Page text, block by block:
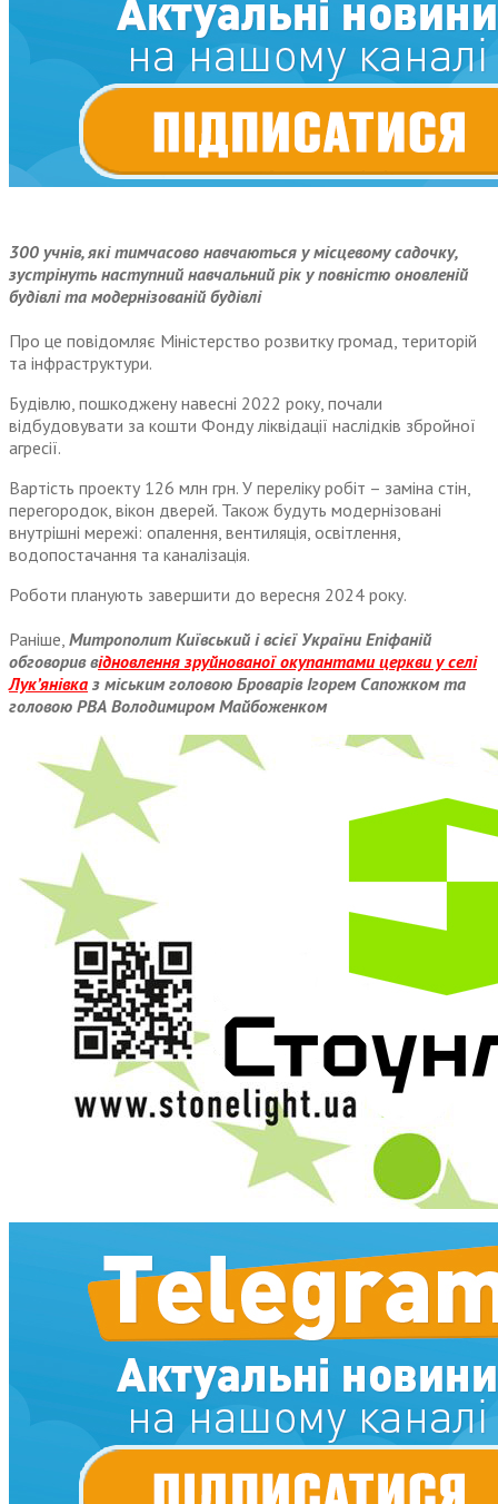
300 учнів, які тимчасово навчаються у місцевому садочку,
зустрінуть наступний навчальний рік у повністю оновленій
будівлі та модернізованій будівлі
Про це повідомляє Міністерство розвитку громад, територій
та інфраструктури.
Будівлю, пошкоджену навесні 2022 року, почали
відбудовувати за кошти Фонду ліквідації наслідків збройної
агресії.
Вартість проекту 126 млн грн. У переліку робіт – заміна стін,
перегородок, вікон дверей. Також будуть модернізовані
внутрішні мережі: опалення, вентиляція, освітлення,
водопостачання та каналізація.
Роботи планують завершити до вересня 2024 року.
Раніше, Митрополит Київський і всієї України Епіфаній
обговорив відновлення зруйнованої окупантами церкви у селі
Лук’янівка з міським головою Броварів Ігорем Сапожком та
головою РВА Володимиром Майбоженком